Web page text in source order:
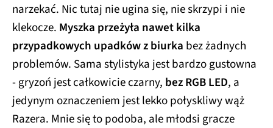
narzekać. Nic tutaj nie ugina się, nie skrzypi i nie
klekocze. Myszka przeżyła nawet kilka
przypadkowych upadków z biurka bez żadnych
problemów. Sama stylistyka jest bardzo gustowna
- gryzoń jest całkowicie czarny, bez RGB LED, a
jedynym oznaczeniem jest lekko połyskliwy wąż
Razera. Mnie się to podoba, ale młodsi gracze